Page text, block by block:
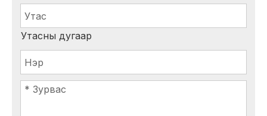
Утасны дугаар